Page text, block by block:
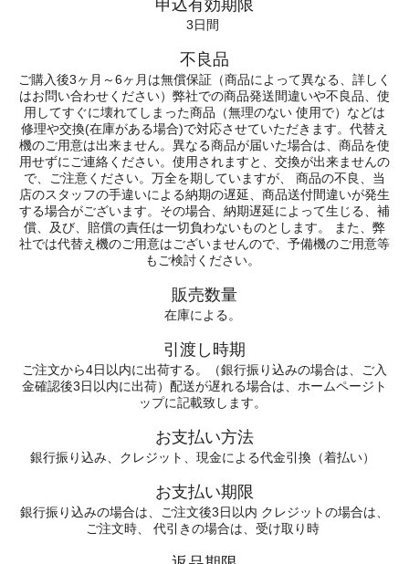
申込有効期限
3日間
不良品
ご購入後3ヶ月～6ヶ月は無償保証（商品によって異なる、詳しく
はお問い合わせください）弊社での商品発送間違いや不良品、使
用してすぐに壊れてしまった商品（無理のない 使用で）などは
修理や交換(在庫がある場合)で対応させていただきます。代替え
機のご用意は出来ません。異なる商品が届いた場合は、商品を使
用せずにご連絡ください。使用されますと、交換が出来ませんの
で、ご注意ください。万全を期していますが、 商品の不良、当
店のスタッフの手違いによる納期の遅延、商品送付間違いが発生
する場合がございます。その場合、納期遅延によって生じる、補
償、及び、賠償の責任は一切負わないものとします。 また、弊
社では代替え機のご用意はございませんので、予備機のご用意等
もご検討ください。
販売数量
在庫による。
引渡し時期
ご注文から4日以内に出荷する。（銀行振り込みの場合は、ご入
金確認後3日以内に出荷）配送が遅れる場合は、ホームページト
ップに記載致します。
お支払い方法
銀行振り込み、クレジット、現金による代金引換（着払い）
お支払い期限
銀行振り込みの場合は、ご注文後3日以内 クレジットの場合は、
ご注文時、 代引きの場合は、受け取り時